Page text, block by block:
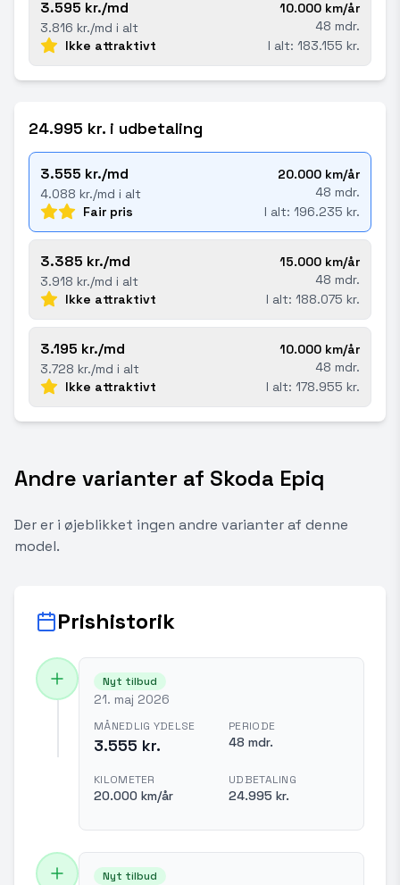
3.595 kr./md
3.816 kr./md i alt
10.000 km/år
48 mdr.
Ikke attraktivt
I alt: 183.155 kr.
24.995 kr. i udbetaling
3.555 kr./md
4.088 kr./md i alt
20.000 km/år
48 mdr.
Fair pris
I alt: 196.235 kr.
3.385 kr./md
3.918 kr./md i alt
15.000 km/år
48 mdr.
Ikke attraktivt
I alt: 188.075 kr.
3.195 kr./md
3.728 kr./md i alt
10.000 km/år
48 mdr.
Ikke attraktivt
I alt: 178.955 kr.
Andre varianter af Skoda Epiq
Der er i øjeblikket ingen andre varianter af denne
model.
Prishistorik
Nyt tilbud
21. maj 2026
MÅNEDLIG YDELSE
3.555 kr.
PERIODE
48 mdr.
KILOMETER
20.000 km/år
UDBETALING
24.995 kr.
Nyt tilbud